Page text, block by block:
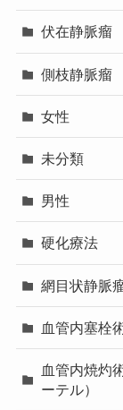
伏在静脈瘤
側枝静脈瘤
女性
未分類
男性
硬化療法
網目状静脈
血管内塞栓
血管内焼灼
ーテル）